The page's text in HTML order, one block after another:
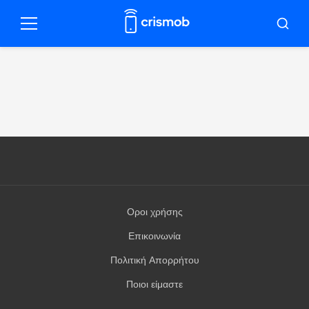
paraΜενού
Οροι χρήσης
Επικοινωνία
Πολιτική Απορρήτου
Ποιοι είμαστε